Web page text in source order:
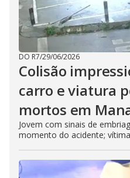
DO R7/29/06/2026
Colisão
carro e viatura
mortos em
Jovem com sinais de
momento do acidente;